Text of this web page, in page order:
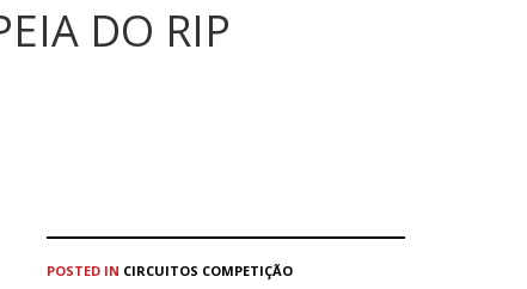
DO RIP
POSTED IN CIRCUITOS COMPETIÇÃO